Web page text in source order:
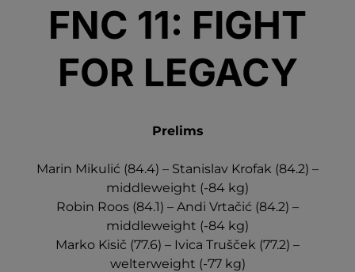
FNC 11: FIGHT
FOR LEGACY
Prelims
Marin Mikulić (84.4) – Stanislav Krofak (84.2) –
middleweight (-84 kg)
Robin Roos (84.1) – Andi Vrtačić (84.2) –
middleweight (-84 kg)
Marko Kisič (77.6) – Ivica Trušček (77.2) –
welterweight (-77 kg)